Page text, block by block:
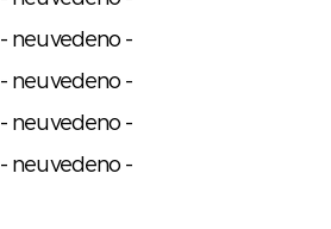
- neuvedeno -
- neuvedeno -
- neuvedeno -
- neuvedeno -